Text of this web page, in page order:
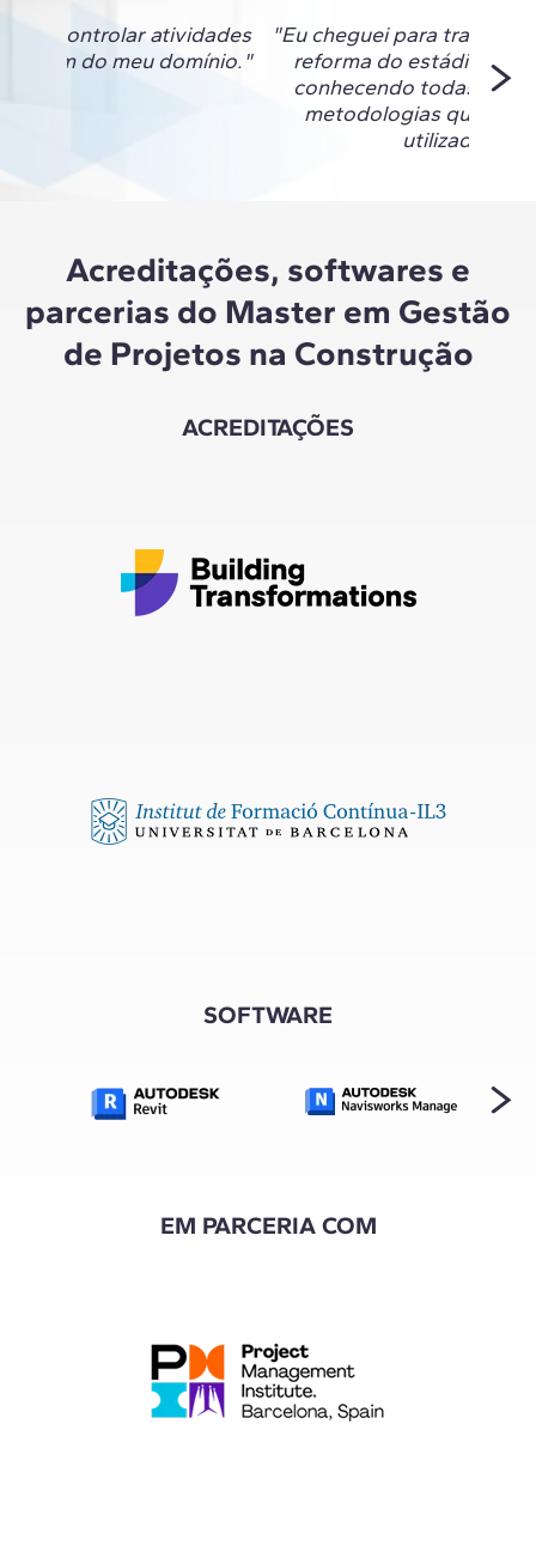
controlar atividades
eram do meu domínio."
"Eu cheguei para
reforma do estádio do
conhecendo todas as
metodologias que
utilizadas ali."
Acreditações, softwares e
parcerias do Master em Gestão
de Projetos na Construção
ACREDITAÇÕES
SOFTWARE
EM PARCERIA COM